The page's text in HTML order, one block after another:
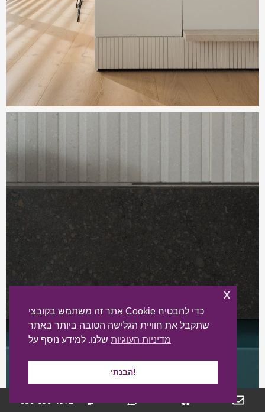
050-690-4972
אתר זה משתמש בקובצי Cookie כדי להבטיח
שתקבל את חוויית הגלישה הטובה ביותר באתר
מדיניות העוגיות
הבנתי!
x